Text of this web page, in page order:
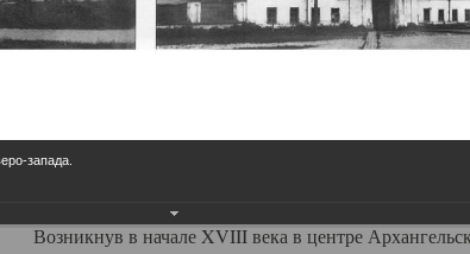
собор Архангельска
мы можем говорить, что Архангельск в большей мере,
от целенаправленных систематических разрушений,
памятников архитектуры. Больше всего по старому
борьбой с религией, набравшая особую силу в конце
православного центра архангельской губернии -
в начале XVIII века в центре Архангельска,
запада.